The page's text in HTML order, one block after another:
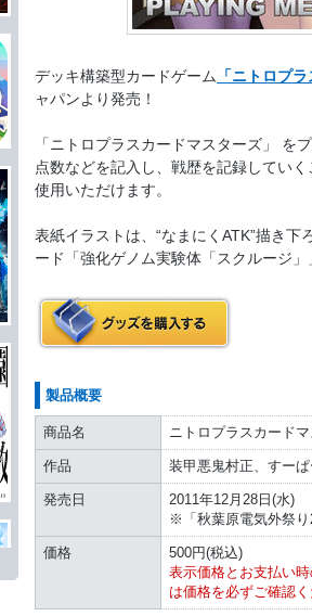
デッキ構築型カードゲーム 「ニトロプ
ャパンより発売！
「ニトロプラスカードマスターズ」 を
点数などを記入し、戦歴を記録してい
使用いただけます。
表紙イラストは、“なまにくATK”描き
ード「強化ゲノム実験体「スクルージ
製品概要
商品名 ニトロプラスカード
作品 装甲悪鬼村正、すー
発売日
2011年12月28日(水)
※「秋葉原電気外祭
価格
500円(税込)
表示価格とお支払い
は価格を必ずご確認く